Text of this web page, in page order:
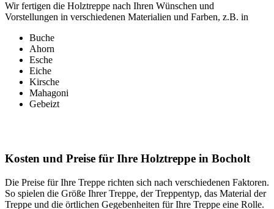
Wir fertigen die Holztreppe nach Ihren Wünschen und
Vorstellungen in verschiedenen Materialien und Farben, z.B. in
Buche
Ahorn
Esche
Eiche
Kirsche
Mahagoni
Gebeizt
Kosten und Preise für Ihre Holztreppe in Bocholt
Die Preise für Ihre Treppe richten sich nach verschiedenen Faktoren.
So spielen die Größe Ihrer Treppe, der Treppentyp, das Material der
Treppe und die örtlichen Gegebenheiten für Ihre Treppe eine Rolle.